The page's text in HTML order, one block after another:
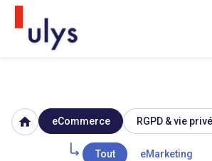
Avocats à Paris &
Leader en droit de l'innovation
home eCommerce RGPD & vie
Tout eMarketing